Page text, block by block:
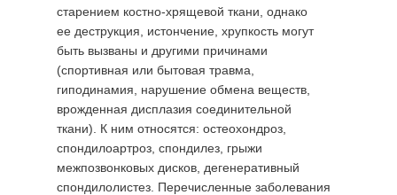
старением костно-хрящевой ткани, однако
ее деструкция, истончение, хрупкость могут
быть вызваны и другими причинами
(спортивная или бытовая травма,
гиподинамия, нарушение обмена веществ,
врожденная дисплазия соединительной
ткани). К ним относятся: остеохондроз,
спондилоартроз, спондилез, грыжи
межпозвонковых дисков, дегенеративный
спондилолистез. Перечисленные заболевания